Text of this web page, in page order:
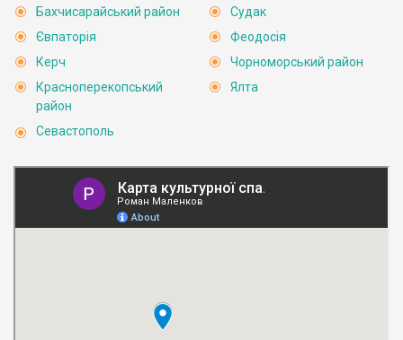
Бахчисарайський район
Євпаторія
Керч
Красноперекопський
район
Севастополь
Судак
Феодосія
Чорноморський район
Ялта